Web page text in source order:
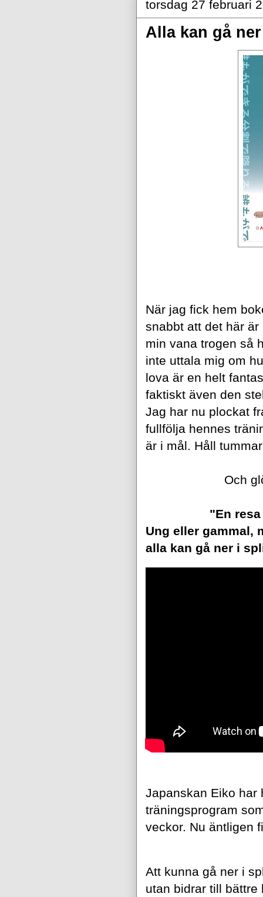
torsdag 27 februari
Alla kan gå
När jag fick hem
snabbt att det här
min vana trogen så
inte uttala mig om
lova är en helt
faktiskt även den
Jag har nu plockat
fullfölja hennes
är i mål. Håll
Och
"En
Ung eller gammal,
alla kan gå ner i
Japanskan Eiko har
träningsprogram
veckor. Nu äntligen
Att kunna gå ner i
utan bidrar till